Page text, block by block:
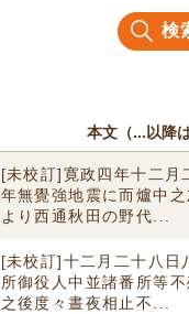
検
本文（...以降
[未校訂]寛政四年十二月
年無覺強地震に而爐中
より西通秋田の野代...
[未校訂]十二月二十八日
所御役人中並諸番所等
之後度々晝夜相止不...